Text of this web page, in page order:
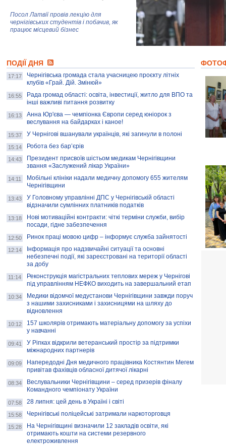
Посол Латвії провів лекцію для
чернігівських студентів і побачив, як
працює місцевий бізнес
колекцію про війну, емоції та тварин
AB InBev Efes Україна підтримала
навчальний проєкт "Молодіжна бізнес-
школа", спрямований на розвиток
підприємництва у Чернігівській області
Золота тварина: видання Forbes
написало про чернігівця Патрона: хто і
скільки на ньому заробляє? І куди
витрачають?
ПОДІЇ ДНЯ
17:17
Чернігівська громада стала учасницею проєкту літніх
клубів «Грай. Дій. Змінюй»
16:55
Рада громад області: освіта, інвестиції, житло для ВПО та
інші важливі питання розвитку
16:13
Анна Юр'єва — чемпіонка Європи серед юніорок з
веслування на байдарках і каное!
15:37 У Чернігові вшанували українців, які загинули в полоні
15:14 Робота без бар’єрів
14:43
Президент присвоїв шістьом медикам Чернігівщини
звання «Заслужений лікар України»
14:11
Мобільні клініки надали медичну допомогу 655 жителям
Чернігівщини
13:43
У Головному управлінні ДПС у Чернігівській області
відзначили сумлінних платників податків
13:18
Нові мотиваційні контракти: чіткі терміни служби, вибір
посади, гідне забезпечення
12:50 Ринок праці мовою цифр – інформує служба зайнятості
12:14
Інформація про надзвичайні ситуації та основні
небезпечні події, які зареєстровані на території області
за добу
11:14
Реконструкція магістральних теплових мереж у Чернігові
під управлінням НЕФКО виходить на завершальний етап
10:34
Медики відомчої медустанови Чернігівщини завжди поруч
з нашими захисниками і захисницями на шляху до
відновлення
10:12
157 школярів отримають матеріальну допомогу за успіхи
у навчанні
09:41
У Ріпках відкрили ветеранський простір за підтримки
міжнародних партнерів
09:09
Напередодні Дня медичного працівника Костянтин Мегем
привітав фахівців обласної дитячої лікарні
08:34
Веслувальники Чернігівщини – серед призерів фіналу
Командного чемпіонату України
07:58 28 липня: цей день в Україні і світі
15:58 Чернігівські поліцейські затримали наркоторговця
15:28
На Чернігівщині визначили 12 закладів освіти, які
отримають кошти на системи резервного
електроживлення